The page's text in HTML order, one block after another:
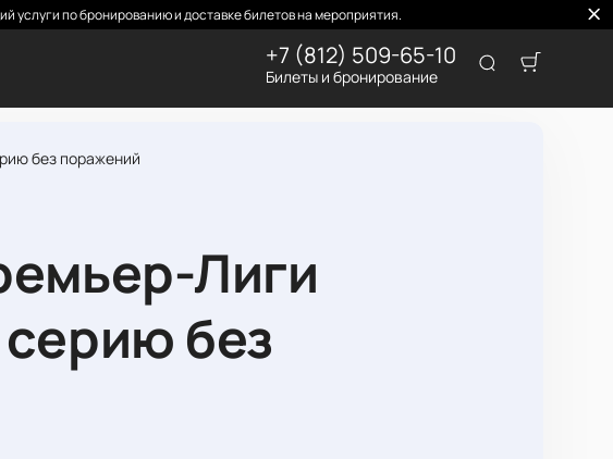
по бронированию и доставке билетов на мероприятия.
+7 (812) 509-65-10
Билеты и бронирование
без поражений
Лиги
без